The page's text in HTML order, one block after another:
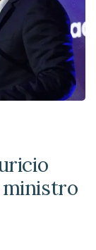
ministro